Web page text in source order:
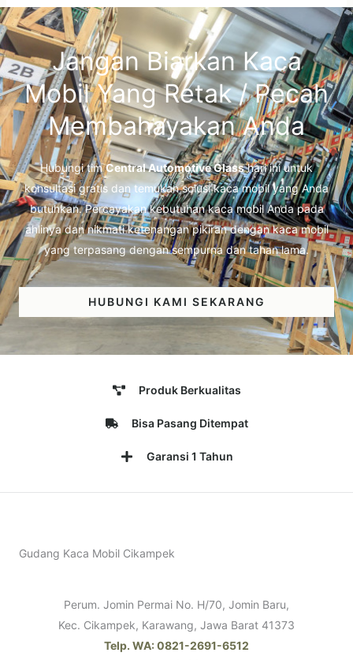
Jangan Biarkan Kaca
Mobil Yang Retak / Pecah
Membahayakan Anda
Hubungi timCentral Automotive Glasshari ini untuk
konsultasi gratis dan temukan solusi kaca mobil yang Anda
butuhkan. Percayakan kebutuhan kaca mobil Anda pada
ahlinya dan nikmati ketenangan pikiran dengan kaca mobil
yang terpasang dengan sempurna dan tahan lama.
HUBUNGI KAMI SEKARANG
Produk Berkualitas
Bisa Pasang Ditempat
Garansi 1 Tahun
Gudang Kaca Mobil Cikampek
Perum. Jomin Permai No. H/70, Jomin Baru,
Kec. Cikampek, Karawang, Jawa Barat 41373
Telp. WA: 0821-2691-6512